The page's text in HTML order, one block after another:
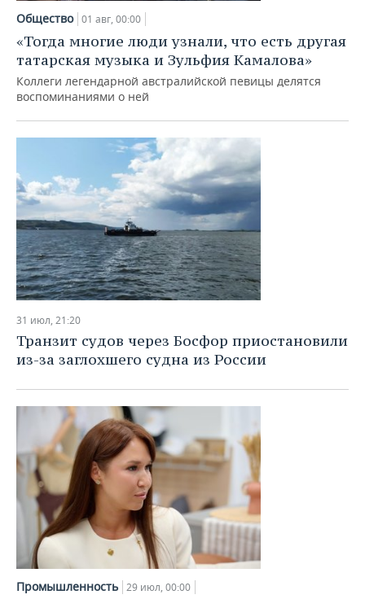
Общество 01 авг, 00:00
«Тогда многие люди узнали, что есть другая
татарская музыка и Зульфия Камалова»
Коллеги легендарной австралийской певицы делятся
воспоминаниями о ней
31 июл, 21:20
Транзит судов через Босфор приостановили
из-за заглохшего судна из России
Промышленность 29 июл, 00:00